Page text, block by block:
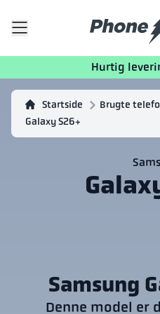
Hurtig
Startside Brugte
Galaxy S26+
Samsung
Denne model er